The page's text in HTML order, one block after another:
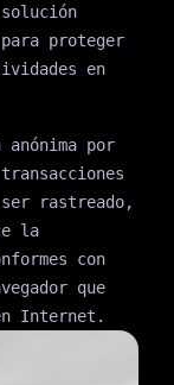
proteger
en
por
ser rastreado,
la
con
que
Internet.